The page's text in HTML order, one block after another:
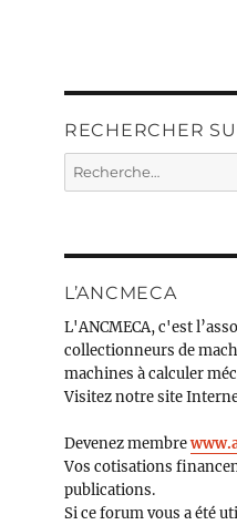
RECHERCHER
Recherche
pour :
L’ANCMECA
L'ANCMECA, c'est
collectionneurs de
machines à calculer
Visitez notre site
Devenez membre
Vos cotisations
publications.
Si ce forum vous a été